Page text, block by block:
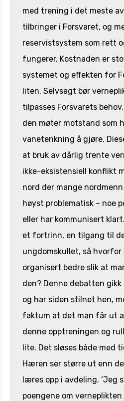
med trening i det meste
tilbringer i Forsvaret, og
reservistsystem som rett
fungerer. Kostnaden er
systemet og effekten for
liten. Selvsagt bør
tilpasses Forsvarets
den møter motstand som
vanetenkning å gjøre.
at bruk av dårlig trente
ikke-eksistensiell konflikt
nord der mange
høyst problematisk – noe
eller har kommunisert
et fortrinn, en tilgang til
ungdomskullet, så hvorfor
organisert bedre slik at
den? Denne debatten
og har siden stilnet hen,
faktum at det man får ut
denne opptreningen og
lite. Det sløses både med
Hæren ser større ut enn
læres opp i avdeling. ‘Jeg
poengene om